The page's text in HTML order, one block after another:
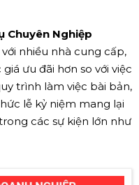
Chuyên Nghiệp
nhiều nhà cung cấp,
ưu đãi hơn so với việc
trình làm việc bài bản,
lễ kỷ niệm mang lại
các sự kiện lớn như